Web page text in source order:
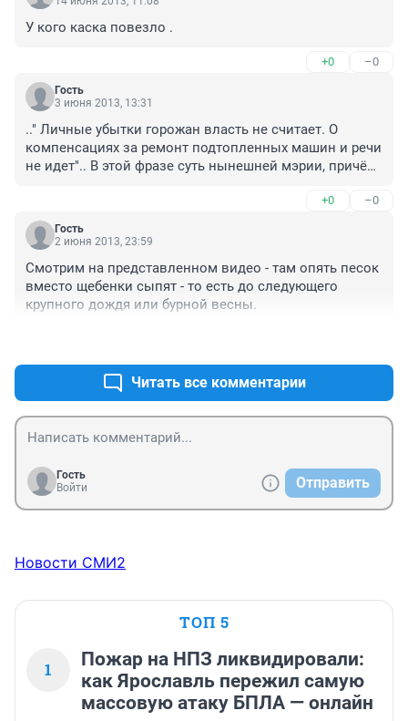
У кого каска повезло .
+0 –0
Гость
3 июня 2013, 13:31
.." Личные убытки горожан власть не считает. О
компенсациях за ремонт подтопленных машин и речи
не идет".. В этой фразе суть нынешней мэрии, причём
+0 –0
Гость
2 июня 2013, 23:59
Смотрим на представленном видео - там опять песок
вместо щебенки сыпят - то есть до следующего
крупного дождя или бурной весны.
Читать все комментарии
Гость
Войти
Отправить
Новости СМИ2
ТОП 5
1
Пожар на НПЗ ликвидировали:
как Ярославль пережил самую
массовую атаку БПЛА — онлайн